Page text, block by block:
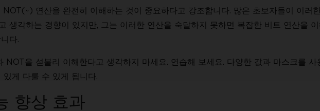
연산을 완전히 이해하는 것이 중요하다고 강조합니다. 많은 초보자들이 이러
생각하는 경향이 있지만, 그는 이러한 연산을 숙달하지 못하면 복잡한 비트 연산을
다.
NOT을 섣불리 이해한다고 생각하지 마세요. 연습해 보세요. 다양한 값과 마스크를 사
게 다룰 수 있게 됩니다.
향상 효과